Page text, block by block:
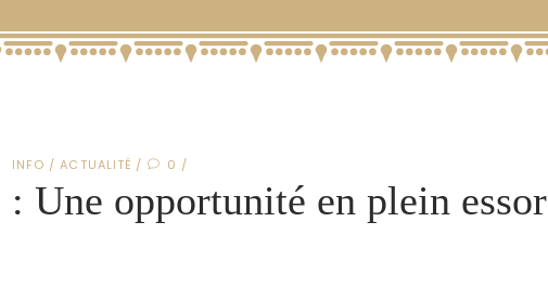
INFO / ACTUALITÉ 0
Une opportunité en plein essor